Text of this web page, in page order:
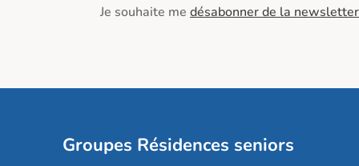
Je souhaite me désabonner de la newsletter
Groupes Résidences seniors